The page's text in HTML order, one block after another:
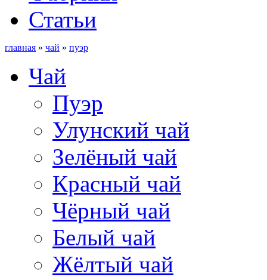
Статьи
главная » чай » пуэр
Чай
Пуэр
Улунский чай
Зелёный чай
Красный чай
Чёрный чай
Белый чай
Жёлтый чай